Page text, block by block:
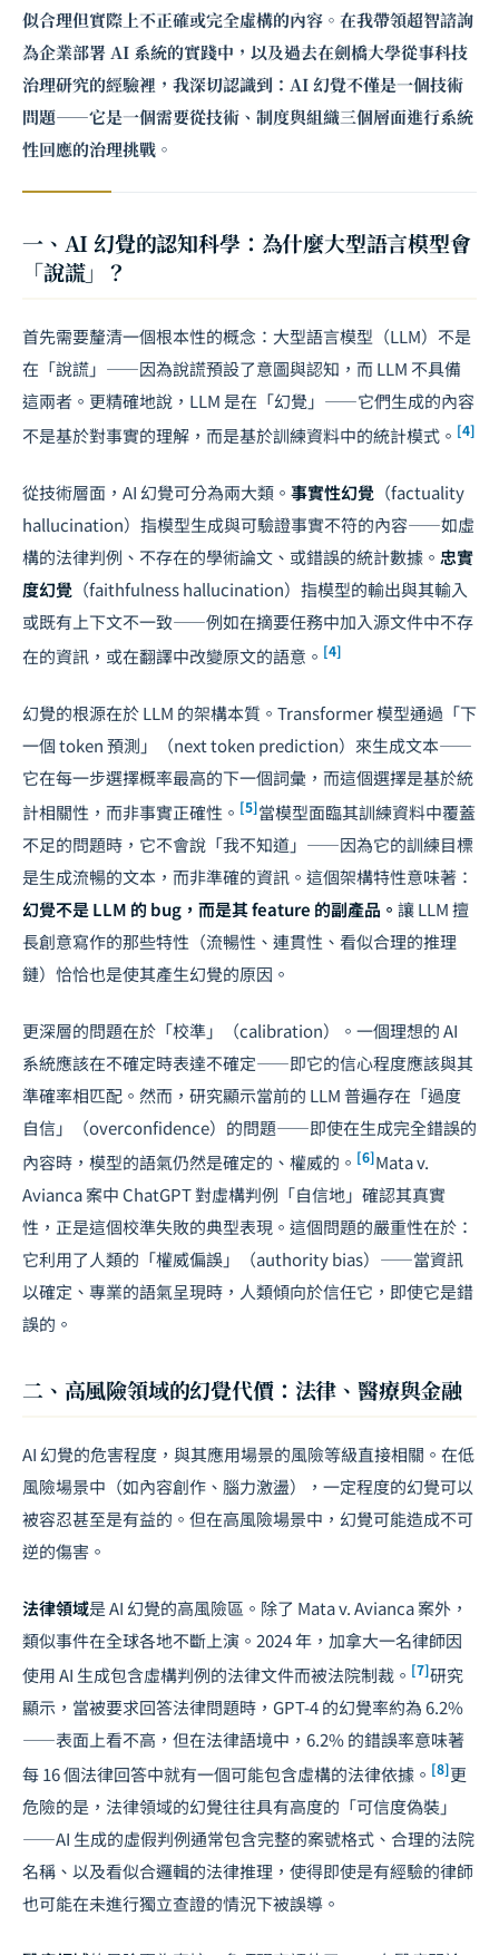
似合理但實際上不正確或完全虛構的內容。在我帶領超智諮詢
為企業部署 AI 系統的實踐中，以及過去在劍橋大學從事科技
治理研究的經驗裡，我深切認識到：AI 幻覺不僅是一個技術
問題——它是一個需要從技術、制度與組織三個層面進行系統
性回應的治理挑戰。
一、AI 幻覺的認知科學：為什麼大型語言模型會
「說謊」？
首先需要釐清一個根本性的概念：大型語言模型（LLM）不是
在「說謊」——因為說謊預設了意圖與認知，而 LLM 不具備
這兩者。更精確地說，LLM 是在「幻覺」——它們生成的內容
不是基於對事實的理解，而是基於訓練資料中的統計模式。 [4]
從技術層面，AI 幻覺可分為兩大類。 事實性幻覺 （factuality
hallucination）指模型生成與可驗證事實不符的內容——如虛
構的法律判例、不存在的學術論文、或錯誤的統計數據。 忠實
度幻覺 （faithfulness hallucination）指模型的輸出與其輸入
或既有上下文不一致——例如在摘要任務中加入源文件中不存
在的資訊，或在翻譯中改變原文的語意。 [4]
幻覺的根源在於 LLM 的架構本質。Transformer 模型通過「下
一個 token 預測」（next token prediction）來生成文本——
它在每一步選擇概率最高的下一個詞彙，而這個選擇是基於統
計相關性，而非事實正確性。 [5]當模型面臨其訓練資料中覆蓋
不足的問題時，它不會說「我不知道」——因為它的訓練目標
是生成流暢的文本，而非準確的資訊。這個架構特性意味著：
幻覺不是 LLM 的 bug，而是其 feature 的副產品。 讓 LLM 擅
長創意寫作的那些特性（流暢性、連貫性、看似合理的推理
鏈）恰恰也是使其產生幻覺的原因。
更深層的問題在於「校準」（calibration）。一個理想的 AI
系統應該在不確定時表達不確定——即它的信心程度應該與其
準確率相匹配。然而，研究顯示當前的 LLM 普遍存在「過度
自信」（overconfidence）的問題——即使在生成完全錯誤的
內容時，模型的語氣仍然是確定的、權威的。 [6]Mata v.
Avianca 案中 ChatGPT 對虛構判例「自信地」確認其真實
性，正是這個校準失敗的典型表現。這個問題的嚴重性在於：
它利用了人類的「權威偏誤」（authority bias）——當資訊
以確定、專業的語氣呈現時，人類傾向於信任它，即使它是錯
誤的。
二、高風險領域的幻覺代價：法律、醫療與金融
AI 幻覺的危害程度，與其應用場景的風險等級直接相關。在低
風險場景中（如內容創作、腦力激盪），一定程度的幻覺可以
被容忍甚至是有益的。但在高風險場景中，幻覺可能造成不可
逆的傷害。
法律領域是 AI 幻覺的高風險區。除了 Mata v. Avianca 案外，
類似事件在全球各地不斷上演。2024 年，加拿大一名律師因
使用 AI 生成包含虛構判例的法律文件而被法院制裁。 [7]研究
顯示，當被要求回答法律問題時，GPT-4 的幻覺率約為 6.2%
——表面上看不高，但在法律語境中，6.2% 的錯誤率意味著
每 16 個法律回答中就有一個可能包含虛構的法律依據。 [8]更
危險的是，法律領域的幻覺往往具有高度的「可信度偽裝」
——AI 生成的虛假判例通常包含完整的案號格式、合理的法院
名稱、以及看似合邏輯的法律推理，使得即使是有經驗的律師
也可能在未進行獨立查證的情況下被誤導。